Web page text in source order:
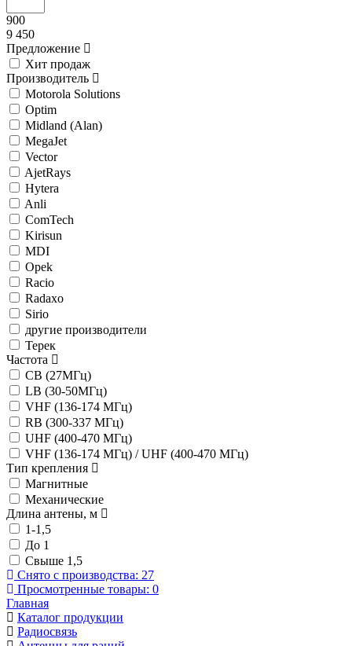
900
9 450
Предложение
Хит продаж
Производитель
Motorola Solutions
Optim
Midland (Alan)
MegaJet
Vector
AjetRays
Hytera
Anli
ComTech
Kirisun
MDI
Opek
Racio
Radaxo
Sirio
другие производители
Терек
Частота
CB (27МГц)
LB (30-50МГц)
VHF (136-174 МГц)
RB (300-337 МГц)
UHF (400-470 МГц)
VHF (136-174 МГц) / UHF (400-470 МГц)
Тип крепления
Магнитные
Механические
Длина антены, м
1-1,5
До 1
Свыше 1,5
Снято с производства: 27
Просмотренные товары: 0
Главная
Каталог продукции
Радиосвязь